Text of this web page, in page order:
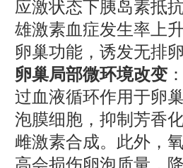
应激状态下胰岛素抵
雄激素血症发生率上
卵巢功能，诱发无排
卵巢局部微环境改变
过血液循环作用于卵
泡膜细胞，抑制芳香
雌激素合成。此外，
高会损伤卵泡质量，